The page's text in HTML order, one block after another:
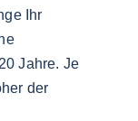
Ihr
Jahre. Je
der